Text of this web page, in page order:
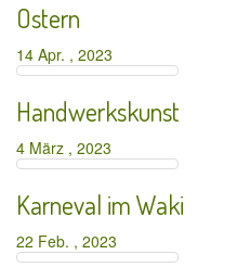
Ostern
14 Apr. , 2023
Handwerkskunst
4 März , 2023
Karneval im Waki
22 Feb. , 2023